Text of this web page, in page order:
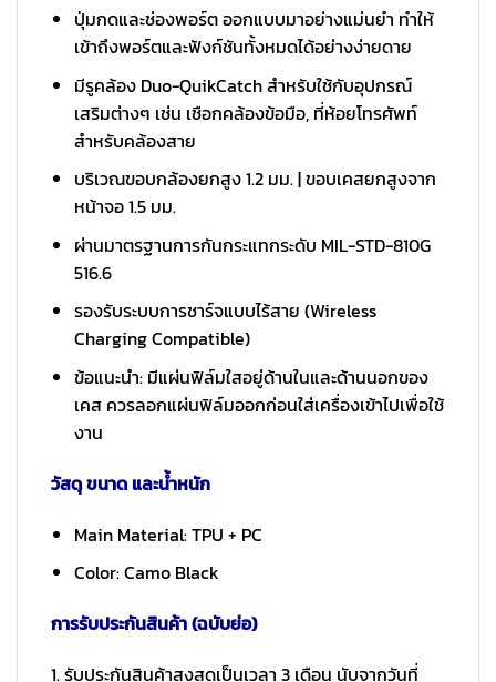
ปุ่มกดและช่องพอร์ต ออกแบบมาอย่างแม่นยำ ทำให้
เข้าถึงพอร์ตและฟังก์ชันทั้งหมดได้อย่างง่ายดาย
มีรูคล้อง Duo-QuikCatch สำหรับใช้กับอุปกรณ์
เสริมต่างๆ เช่น เชือกคล้องข้อมือ, ที่ห้อยโทรศัพท์
สำหรับคล้องสาย
บริเวณขอบกล้องยกสูง 1.2 มม. | ขอบเคสยกสูงจาก
หน้าจอ 1.5 มม.
ผ่านมาตรฐานการกันกระแทกระดับ MIL-STD-810G
516.6
รองรับระบบการชาร์จแบบไร้สาย (Wireless
Charging Compatible)
ข้อแนะนำ: มีแผ่นฟิล์มใสอยู่ด้านในและด้านนอกของ
เคส ควรลอกแผ่นฟิล์มออกก่อนใส่เครื่องเข้าไปเพื่อใช้
งาน
วัสดุ ขนาด และน้ำหนัก
Main Material: TPU + PC
Color: Camo Black
การรับประกันสินค้า (ฉบับย่อ)
1. รับประกันสินค้าสูงสุดเป็นเวลา 3 เดือน นับจากวันที่